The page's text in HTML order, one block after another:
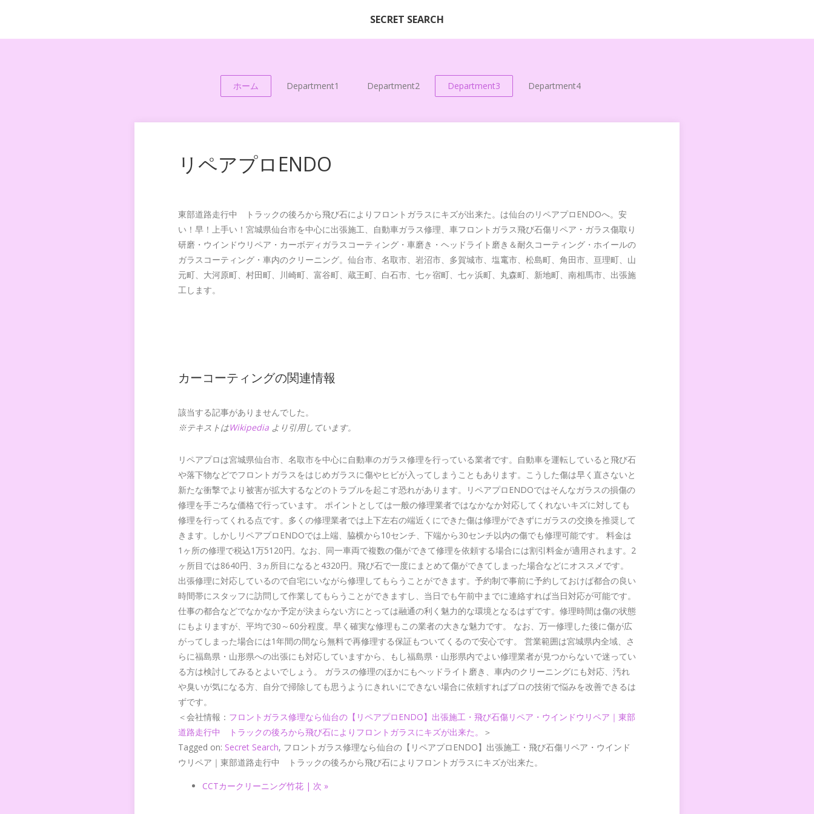
SECRET SEARCH
ホーム Department1 Department2 Department3 Department4
リペアプロENDO
東部道路走行中 トラックの後ろから飛び石によりフロントガラスにキズが出来た。は仙台のリペアプロENDOへ。安
い！早！上手い！宮城県仙台市を中心に出張施工、自動車ガラス修理、車フロントガラス飛び石傷リペア・ガラス傷取り
研磨・ウインドウリペア・カーボディガラスコーティング・車磨き・ヘッドライト磨き＆耐久コーティング・ホイールの
ガラスコーティング・車内のクリーニング。仙台市、名取市、岩沼市、多賀城市、塩竃市、松島町、角田市、亘理町、山
元町、大河原町、村田町、川崎町、富谷町、蔵王町、白石市、七ヶ宿町、七ヶ浜町、丸森町、新地町、南相馬市、出張施
工します。
カーコーティングの関連情報
該当する記事がありませんでした。
※テキストはWikipedia より引用しています。
リペアプロは宮城県仙台市、名取市を中心に自動車のガラス修理を行っている業者です。自動車を運転していると飛び石
や落下物などでフロントガラスをはじめガラスに傷やヒビが入ってしまうこともあります。こうした傷は早く直さないと
新たな衝撃でより被害が拡大するなどのトラブルを起こす恐れがあります。リペアプロENDOではそんなガラスの損傷の
修理を手ごろな価格で行っています。 ポイントとしては一般の修理業者ではなかなか対応してくれないキズに対しても
修理を行ってくれる点です。多くの修理業者では上下左右の端近くにできた傷は修理ができずにガラスの交換を推奨して
きます。しかしリペアプロENDOでは上端、脇横から10センチ、下端から30センチ以内の傷でも修理可能です。 料金は
1ヶ所の修理で税込1万5120円。なお、同一車両で複数の傷ができて修理を依頼する場合には割引料金が適用されます。2
ヶ所目では8640円、3ヵ所目になると4320円。飛び石で一度にまとめて傷ができてしまった場合などにオススメです。
出張修理に対応しているので自宅にいながら修理してもらうことができます。予約制で事前に予約しておけば都合の良い
時間帯にスタッフに訪問して作業してもらうことができますし、当日でも午前中までに連絡すれば当日対応が可能です。
仕事の都合などでなかなか予定が決まらない方にとっては融通の利く魅力的な環境となるはずです。修理時間は傷の状態
にもよりますが、平均で30～60分程度。早く確実な修理もこの業者の大きな魅力です。 なお、万一修理した後に傷が広
がってしまった場合には1年間の間なら無料で再修理する保証もついてくるので安心です。 営業範囲は宮城県内全域、さ
らに福島県・山形県への出張にも対応していますから、もし福島県・山形県内でよい修理業者が見つからないで迷ってい
る方は検討してみるとよいでしょう。 ガラスの修理のほかにもヘッドライト磨き、車内のクリーニングにも対応、汚れ
や臭いが気になる方、自分で掃除しても思うようにきれいにできない場合に依頼すればプロの技術で悩みを改善できるは
ずです。
＜会社情報： フロントガラス修理なら仙台の【リペアプロENDO】出張施工・飛び石傷リペア・ウインドウリペア｜東部
道路走行中 トラックの後ろから飛び石によりフロントガラスにキズが出来た。
＞
Tagged on: Secret Search, フロントガラス修理なら仙台の【リペアプロENDO】出張施工・飛び石傷リペア・ウインド
ウリペア｜東部道路走行中 トラックの後ろから飛び石によりフロントガラスにキズが出来た。
CCTカークリーニング竹花 | 次 »